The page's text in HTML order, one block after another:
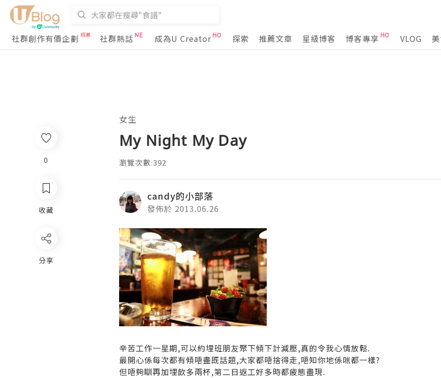
社群創作有價企劃
社群熱話 成為U Creator 探索 推薦文章 星級博客 博客專享 VLOG
女生
My Night My Day
瀏覽次數:392
candy的小部落
發佈於 2013.06.26
辛苦工作一星期,可以約埋班朋友聚下傾下計減壓,真的令我心情放鬆.
最開心係每次都有傾唔盡既話題,大家都唔捨得走,唔知你地係咪都一樣?
但唔夠瞓再加埋飲多兩杯,第二日返工好多時都疲態盡現.
0
收藏
分享